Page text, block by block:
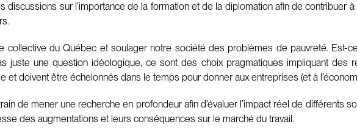
discussions sur l’importance de la formation et de la diplomation afin de contribuer
collective du Québec et soulager notre société des problèmes de pauvreté. Est-
juste une question idéologique, ce sont des choix pragmatiques impliquant
et doivent être échelonnés dans le temps pour donner aux entreprises (et à
de mener une recherche en profondeur afin d’évaluer l’impact réel de différents
des augmentations et leurs conséquences sur le marché du travail.